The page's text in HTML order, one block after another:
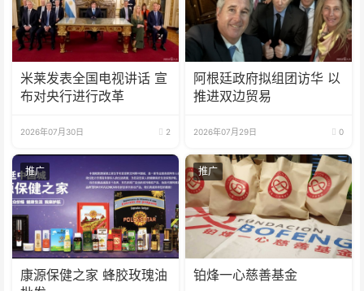
米莱发表全国电视讲话 宣
布对央行进行改革
2026年07月30日 2
阿根廷政府拟组团访华 以
推进双边贸易
2026年07月29日 0
推广
康源保健之家 蜂胶玫瑰油
推广
铂烽一心慈善基金